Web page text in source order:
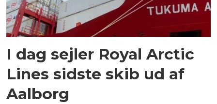
I dag sejler Royal Arctic
Lines sidste skib ud af
Aalborg